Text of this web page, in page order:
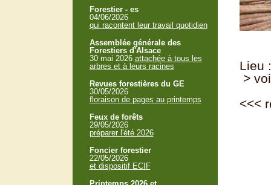
Lieu
>
<<<
Forestier - es
04/06/2026
qui racontent leur travail quotidien
Assemblée générale des
Forestiers d'Alsace
30 mai 2026 attachée à tous les
arbres et à leurs racines
Revues forestières du GE
30/05/2026
floraison de pages au printemps
Feux de forêts
29/05/2026
préparer l'été 2026
Foncier forestier
22/05/2026
et dispositif ECIF